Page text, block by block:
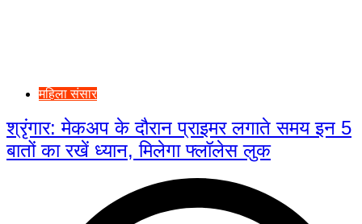
महिला संसार
श्रृंगार: मेकअप के दौरान प्राइमर लगाते समय इन 5
बातों का रखें ध्यान, मिलेगा फ्लॉलेस लुक